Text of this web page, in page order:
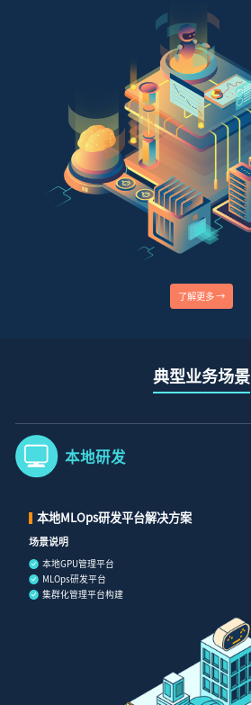
了解更多 →
典型业务场景
本地研发
本地MLOps研发平台解决方案
场景说明
本地GPU管理平台
MLOps研发平台
集群化管理平台构建